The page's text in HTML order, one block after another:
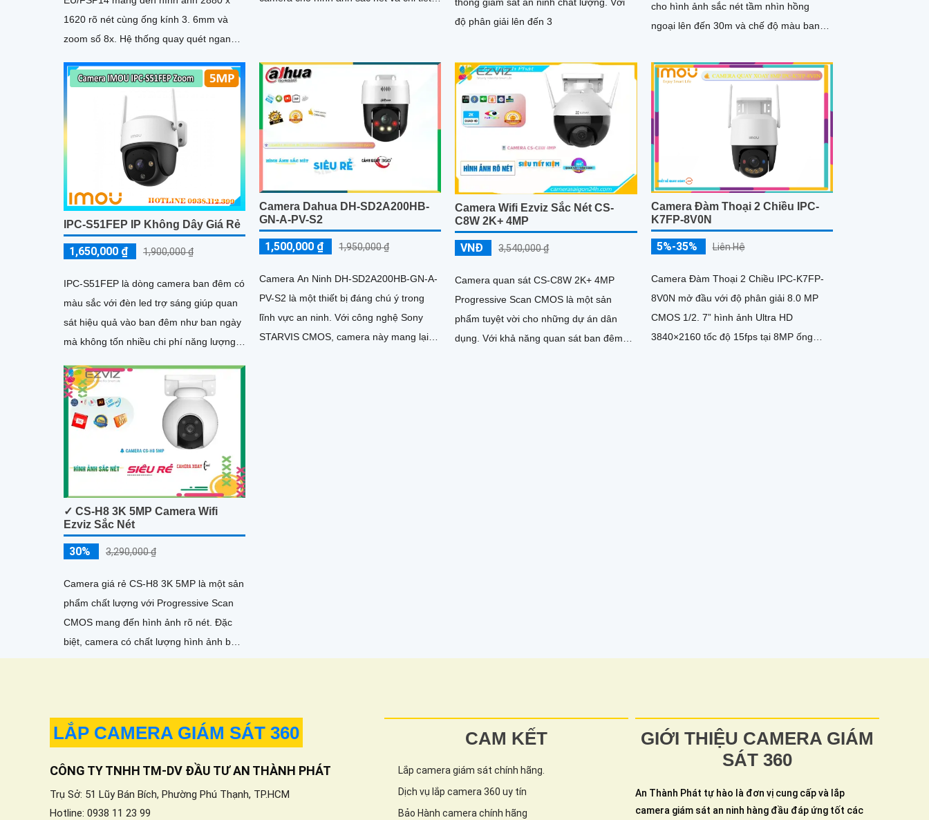
1620 rõ nét cùng ống kính 3. 6mm và
zoom số 8x. Hệ thống quay quét ngang
độ phân giải lên đến 3
cho hình ảnh sắc nét tầm nhìn hồng
ngoại lên đến 30m và chế độ màu ban
tích hợp đàm thoại hai chiều, còi báo
động và đèn chớp, camera giúp nâng
cao an ninh hiệu quả. Đạt chuẩn IP67 có
khả năng chống bụi, nước, đảm bảo hoạt
động ổn định trong mọi điều kiện thời tiết
IPC-S51FEP IP Không Dây Giá Rẻ
1,650,000 ₫ 1,900,000 ₫
IPC-S51FEP là dòng camera ban đêm có
màu sắc với đèn led trợ sáng giúp quan
sát hiệu quả vào ban đêm như ban ngày
mà không tốn nhiều chi phí năng lượng.
Camera Dahua DH-SD2A200HB-
GN-A-PV-S2
1,500,000 ₫ 1,950,000 ₫
Camera An Ninh DH-SD2A200HB-GN-A-
PV-S2 là một thiết bị đáng chú ý trong
lĩnh vực an ninh. Với công nghệ Sony
STARVIS CMOS, camera này mang lại
Camera Wifi Ezviz Sắc Nét CS-
C8W 2K+ 4MP
VNĐ 3,540,000 ₫
Camera quan sát CS-C8W 2K+ 4MP
Progressive Scan CMOS là một sản
phẩm tuyệt vời cho những dự án dân
dụng. Với khả năng quan sát ban đêm
Camera Đàm Thoại 2 Chiều IPC-
K7FP-8V0N
5%-35% Liên Hệ
Camera Đàm Thoại 2 Chiều IPC-K7FP-
8V0N mở đầu với độ phân giải 8.0 MP
CMOS 1/2. 7” hình ảnh Ultra HD
3840×2160 tốc độ 15fps tại 8MP ống
✓ CS-H8 3K 5MP Camera Wifi
Ezviz Sắc Nét
30% 3,290,000 ₫
Camera giá rẻ CS-H8 3K 5MP là một sản
phẩm chất lượng với Progressive Scan
CMOS mang đến hình ảnh rõ nét. Đặc
biệt, camera có chất lượng hình ảnh ban
đêm với khả năng quan sát tối đa 30m
LẮP CAMERA GIÁM SÁT 360
CÔNG TY TNHH TM-DV ĐẦU TƯ AN THÀNH PHÁT
Trụ Sở: 51 Lũy Bán Bích, Phường Phú Thạnh, TP.HCM
Hotline: 0938 11 23 99
CAM KẾT
Lắp camera giám sát chính hãng.
Dịch vụ lắp camera 360 uy tín
Bảo Hành camera chính hãng
GIỚI THIỆU CAMERA GIÁM
SÁT 360
An Thành Phát tự hào là đơn vị cung cấp và lắp
camera giám sát an ninh hàng đầu đáp ứng tốt các